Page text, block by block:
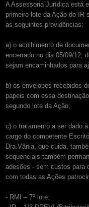
A Assessoria Jurídica está
primeiro lote da Ação do IR
as seguintes providências:
a) o acolhimento de
encerrado no dia 05/09/12,
sejam encaminhados para
b) os envelopes recebidos
papeis com essa
segundo lote da Ação;
c) o tratamento a ser dado
cargo do competente
Dra.Vânia, que cuida,
sequenciais também
adesões - sem custos para
com todas as Ações
- RMI – 7º lote: